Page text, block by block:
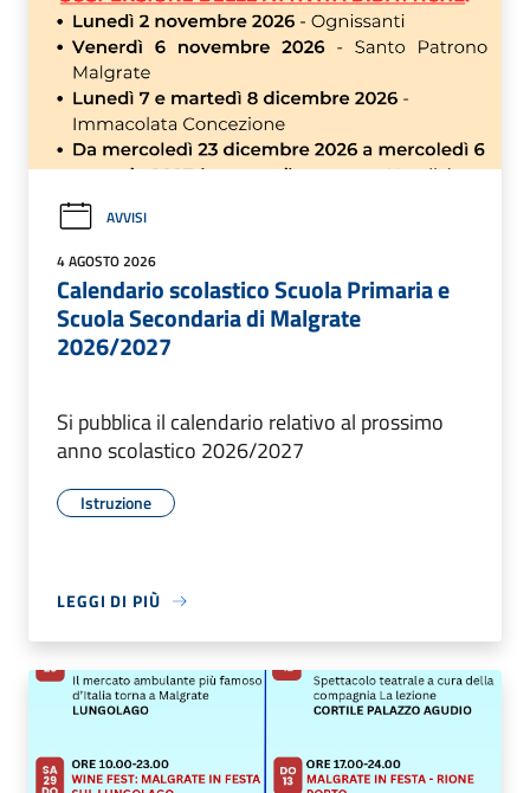
AVVISI
4 AGOSTO 2026
Calendario scolastico Scuola Primaria e
Scuola Secondaria di Malgrate
2026/2027
Si pubblica il calendario relativo al prossimo
anno scolastico 2026/2027
Istruzione
LEGGI DI PIÙ